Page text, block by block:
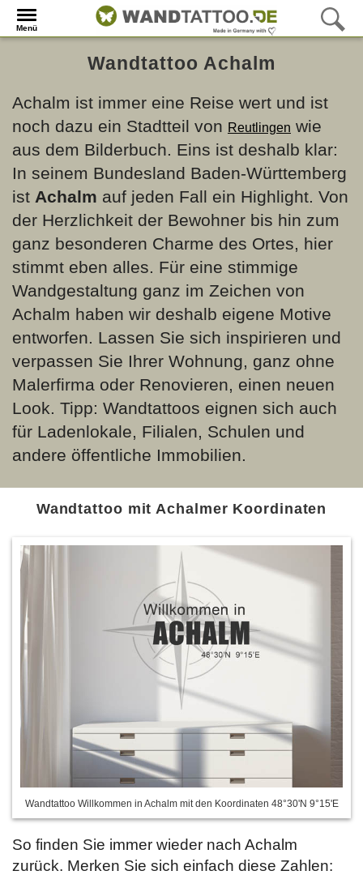
Menü
Wandtattoo Achalm
Achalm ist immer eine Reise wert und ist
noch dazu ein Stadtteil von Reutlingen wie
aus dem Bilderbuch. Eins ist deshalb klar:
In seinem Bundesland Baden-Württemberg
ist Achalm auf jeden Fall ein Highlight. Von
der Herzlichkeit der Bewohner bis hin zum
ganz besonderen Charme des Ortes, hier
stimmt eben alles. Für eine stimmige
Wandgestaltung ganz im Zeichen von
Achalm haben wir deshalb eigene Motive
entworfen. Lassen Sie sich inspirieren und
verpassen Sie Ihrer Wohnung, ganz ohne
Malerfirma oder Renovieren, einen neuen
Look. Tipp: Wandtattoos eignen sich auch
für Ladenlokale, Filialen, Schulen und
andere öffentliche Immobilien.
Wandtattoo mit Achalmer Koordinaten
Wandtattoo Willkommen in Achalm mit den Koordinaten 48°30'N 9°15'E
So finden Sie immer wieder nach Achalm
zurück. Merken Sie sich einfach diese Zahlen: